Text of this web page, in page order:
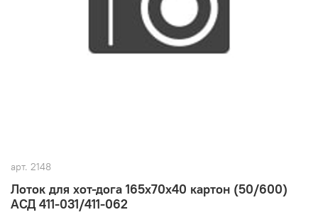
арт. 2148
Лоток для хот-дога 165х70х40 картон (50/600)
АСД 411-031/411-062